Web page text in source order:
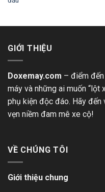
GIỚI THIỆU
Doxemay.com – điểm
máy và những ai muốn “lột
phụ kiện độc đáo. Hãy
vẹn niềm đam mê xe cộ!
VỀ CHÚNG TÔI
Giới thiệu chung